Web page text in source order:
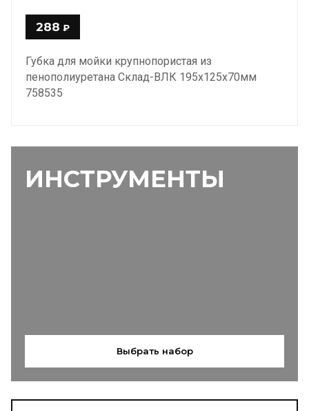
288 ₽
Губка для мойки крупнопористая из
пенополиуретана Склад-ВЛК 195х125х70мм
758535
ИНСТРУМЕНТЫ
Выбрать набор